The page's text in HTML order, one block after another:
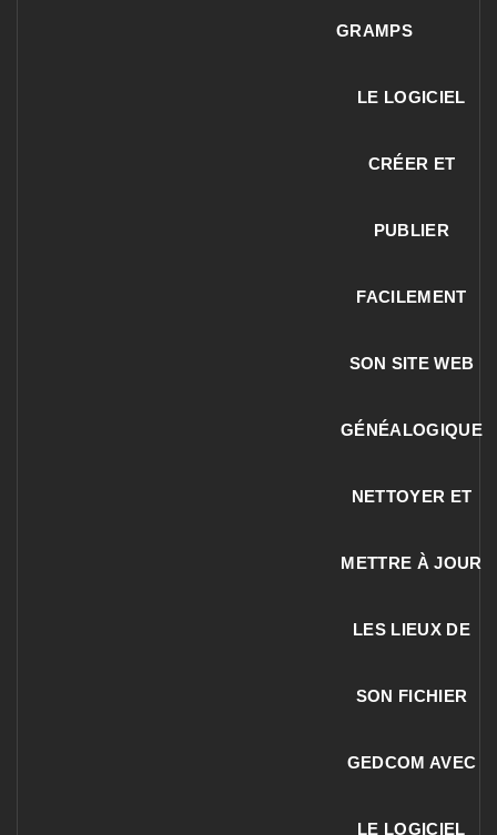
GRAMPS
LE LOGICIEL
CRÉER ET
PUBLIER
FACILEMENT
SON SITE WEB
GÉNÉALOGIQUE
NETTOYER ET
METTRE À JOUR
LES LIEUX DE
SON FICHIER
GEDCOM AVEC
LE LOGICIEL